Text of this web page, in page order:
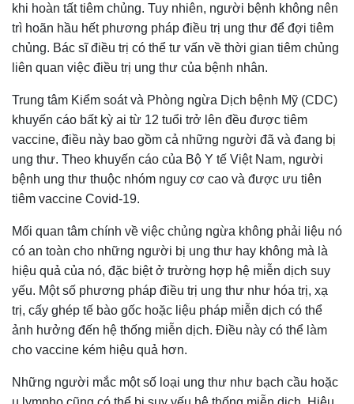
khi hoàn tất tiêm chủng. Tuy nhiên, người bệnh không nên
trì hoãn hầu hết phương pháp điều trị ung thư để đợi tiêm
chủng. Bác sĩ điều trị có thể tư vấn về thời gian tiêm chủng
liên quan việc điều trị ung thư của bệnh nhân.
Trung tâm Kiểm soát và Phòng ngừa Dịch bệnh Mỹ (CDC)
khuyến cáo bất kỳ ai từ 12 tuổi trở lên đều được tiêm
vaccine, điều này bao gồm cả những người đã và đang bị
ung thư. Theo khuyến cáo của Bộ Y tế Việt Nam, người
bệnh ung thư thuộc nhóm nguy cơ cao và được ưu tiên
tiêm vaccine Covid-19.
Mối quan tâm chính về việc chủng ngừa không phải liệu nó
có an toàn cho những người bị ung thư hay không mà là
hiệu quả của nó, đặc biệt ở trường hợp hệ miễn dịch suy
yếu. Một số phương pháp điều trị ung thư như hóa trị, xạ
trị, cấy ghép tế bào gốc hoặc liệu pháp miễn dịch có thể
ảnh hưởng đến hệ thống miễn dịch. Điều này có thể làm
cho vaccine kém hiệu quả hơn.
Những người mắc một số loại ung thư như bạch cầu hoặc